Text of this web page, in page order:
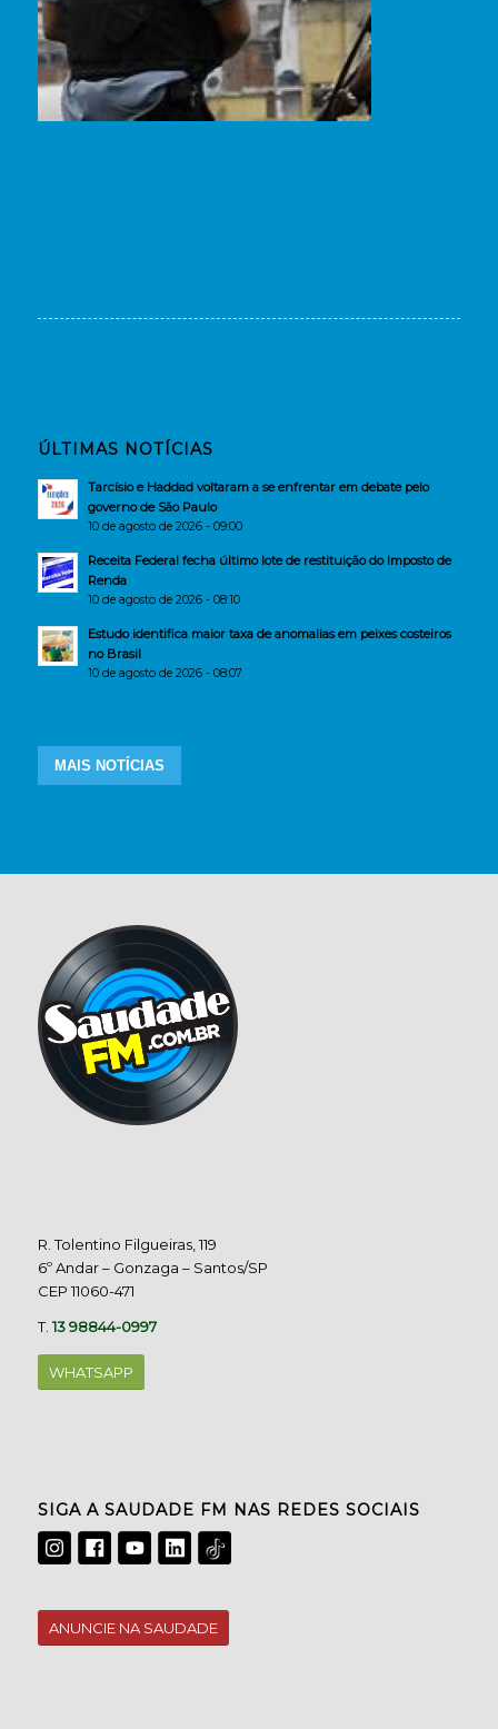
ÚLTIMAS NOTÍCIAS
Tarcísio e Haddad voltaram a se enfrentar em debate pelo
governo de São Paulo
10 de agosto de 2026 - 09:00
Receita Federal fecha último lote de restituição do Imposto de
Renda
10 de agosto de 2026 - 08:10
Estudo identifica maior taxa de anomalias em peixes costeiros
no Brasil
10 de agosto de 2026 - 08:07
MAIS NOTÍCIAS
R. Tolentino Filgueiras, 119
6º Andar – Gonzaga – Santos/SP
CEP 11060-471
T.13 98844-0997
WHATSAPP
SIGA A SAUDADE FM NAS REDES SOCIAIS
ANUNCIE NA SAUDADE